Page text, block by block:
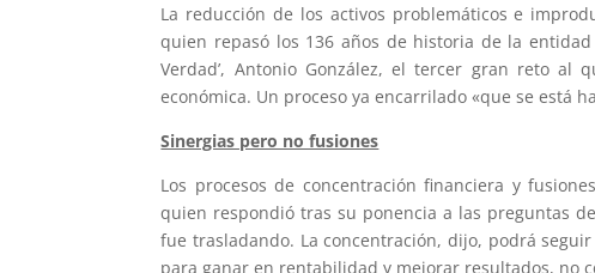
La reducción de los activos problemáticos e
quien repasó los 136 años de historia de la
Verdad’, Antonio González, el tercer gran reto
económica. Un proceso ya encarrilado «que se está
Sinergias pero no fusiones
Los procesos de concentración financiera y
quien respondió tras su ponencia a las preguntas
fue trasladando. La concentración, dijo, podrá
para ganar en rentabilidad y mejorar resultados, no